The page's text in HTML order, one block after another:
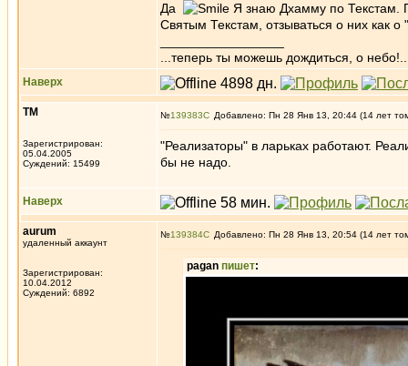
Да
Я знаю Дхамму по Текстам.
Святым Текстам, отзываться о них как
...теперь ты можешь дождиться, о
Наверх
ТМ
Зарегистрирован:
05.04.2005
Суждений: 15499
№139383 Добавлено: Пн 28 Янв 13, 20:44 (14 лет
"Реализаторы" в ларьках работают.
бы не надо.
Наверх
aurum
удаленный аккаунт
Зарегистрирован:
10.04.2012
Суждений: 6892
№139384 Добавлено: Пн 28 Янв 13, 20:54 (14 лет
pagan пишет: